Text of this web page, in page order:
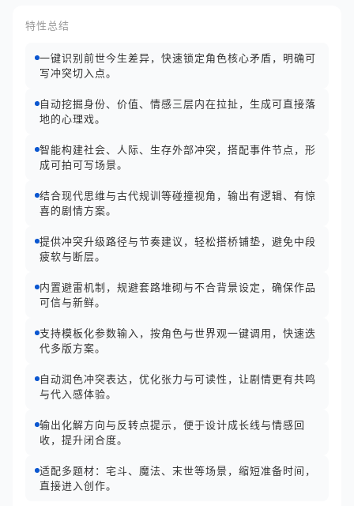
特性总结
一键识别前世今生差异，快速锁定角色核心矛盾，明确可
写冲突切入点。
自动挖掘身份、价值、情感三层内在拉扯，生成可直接落
地的心理戏。
智能构建社会、人际、生存外部冲突，搭配事件节点，形
成可拍可写场景。
结合现代思维与古代规训等碰撞视角，输出有逻辑、有惊
喜的剧情方案。
提供冲突升级路径与节奏建议，轻松搭桥铺垫，避免中段
疲软与断层。
内置避雷机制，规避套路堆砌与不合背景设定，确保作品
可信与新鲜。
支持模板化参数输入，按角色与世界观一键调用，快速迭
代多版方案。
自动润色冲突表达，优化张力与可读性，让剧情更有共鸣
与代入感体验。
输出化解方向与反转点提示，便于设计成长线与情感回
收，提升闭合度。
适配多题材：宅斗、魔法、末世等场景，缩短准备时间，
直接进入创作。